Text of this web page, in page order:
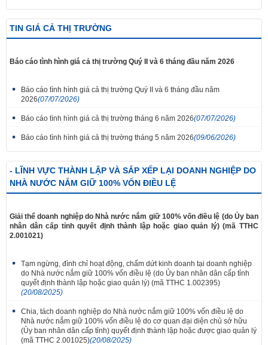
TIN GIÁ CẢ THỊ TRƯỜNG
Báo cáo tình hình giá cả thị trường Quý II và 6 tháng đầu năm 2026
Báo cáo tình hình giá cả thị trường Quý II và 6 tháng đầu năm
2026(07/07/2026)
Báo cáo tình hình giá cả thị trường tháng 6 năm 2026(07/07/2026)
Báo cáo tình hình giá cả thị trường tháng 5 năm 2026(09/06/2026)
- LĨNH VỰC THÀNH LẬP VÀ SẮP XẾP LẠI DOANH NGHIỆP DO
NHÀ NƯỚC NẮM GIỮ 100% VỐN ĐIỀU LỆ
Giải thể doanh nghiệp do Nhà nước nắm giữ 100% vốn điều lệ (do Ủy ban
nhân dân cấp tỉnh quyết định thành lập hoặc giao quản lý) (mã TTHC
2.001021)
Tạm ngừng, đình chỉ hoạt động, chấm dứt kinh doanh tại doanh nghiệp
do Nhà nước nắm giữ 100% vốn điều lệ (do Ủy ban nhân dân cấp tỉnh
quyết định thành lập hoặc giao quản lý) (mã TTHC 1.002395)
(20/08/2025)
Chia, tách doanh nghiệp do Nhà nước nắm giữ 100% vốn điều lệ do
Nhà nước nắm giữ 100% vốn điều lệ do cơ quan đại diện chủ sở hữu
(Ủy ban nhân dân cấp tỉnh) quyết định thành lập hoặc được giao quản lý
(mã TTHC 2.001025)(20/08/2025)